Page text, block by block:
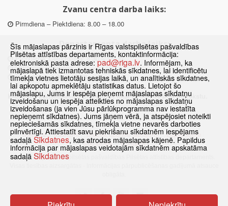
Zvanu centra darba laiks:
Pirmdiena – Piektdiena: 8.00 – 18.00
Departamenta darba laiks:
Pirmdiena, Ceturtdiena: 8.30 – 18.00
Otrdiena, Trešdiena: 8.30 – 17.00
Piektdiena: 8.30 – 15.00
Klātienes konsultācijas pieejamas tikai ar iepriekšēju pierakstu.
Sākums Jaunumi Biežāk uzdotie jautājumi
Lapas karte
Sīkdatnes
Kontakti
© 2021 Rīgas valstspilsētas pašvaldības Pilsētas attīstības departaments.
Šīs mājaslapas pārzinis ir Rīgas valstspilsētas pašvaldības
Pilsētas attīstības departaments, kontaktinformācija:
elektroniskā pasta adrese: pad@riga.lv. Informējam, ka
mājaslapā tiek izmantotas tehniskās sīkdatnes, lai identificētu
tīmekļa vietnes lietotāju sesijas laikā, un analītiskās sīkdatnes,
lai apkopotu apmeklētāju statistikas datus. Lietojot šo
mājaslapu, Jums ir iespēja pieņemt mājaslapas sīkdatņu
izveidošanu un iespēja atteikties no mājaslapas sīkdatņu
izveidošanas (ja vien Jūsu pārlūkprogramma nav iestatīta
nepieņemt sīkdatnes). Jums jāņem vērā, ja atspējosiet noteikti
nepieciešamās sīkdatnes, tīmekļa vietne nevarēs darboties
pilnvērtīgi. Attiestatīt savu piekrišanu sīkdatnēm iespējams
sadaļā Sīkdatnes, kas atrodas mājaslapas kājenē. Papildus
informācija par mājaslapas veidotajām sīkdatnēm apskatāma
sadaļā Sīkdatnes